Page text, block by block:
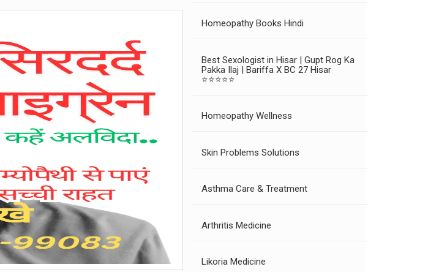
Homeopathy Books Hindi
Best Sexologist in Hisar | Gupt Rog Ka
Pakka Ilaj | Bariffa X BC 27 Hisar
⭐⭐⭐⭐⭐
Homeopathy Wellness
Skin Problems Solutions
Asthma Care & Treatment
Arthritis Medicine
Likoria Medicine